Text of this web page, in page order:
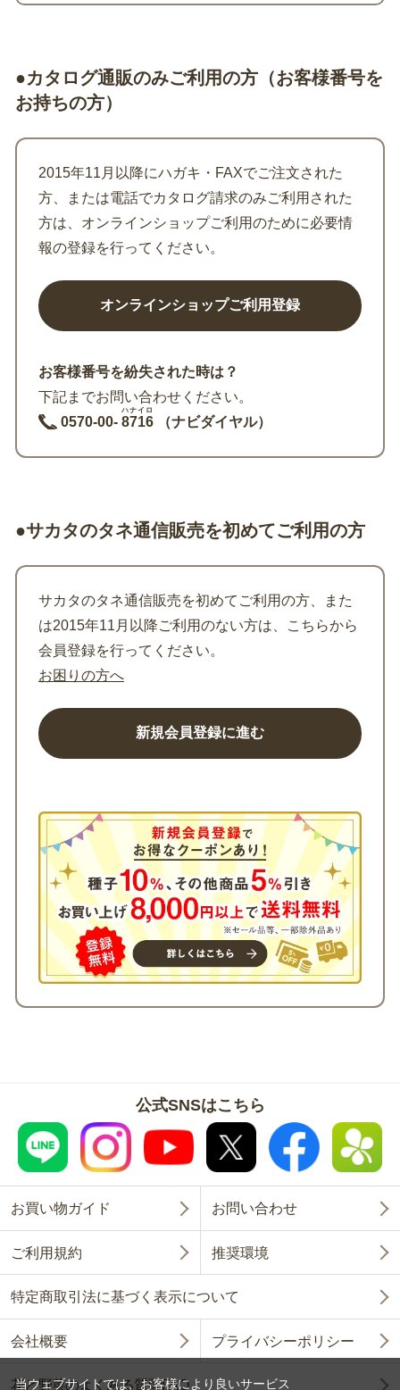
●カタログ通販のみご利用の方（お客様番号を
お持ちの方）
2015年11月以降にハガキ・FAXでご注文された
方、または電話でカタログ請求のみご利用された
方は、オンラインショップご利用のために必要情
報の登録を行ってください。
お客様番号を紛失された時は？
下記までお問い合わせください。
0570-00- 8716
ハナイロ
（ナビダイヤル）
●サカタのタネ通信販売を初めてご利用の方
サカタのタネ通信販売を初めてご利用の方、また
は2015年11月以降ご利用のない方は、こちらから
会員登録を行ってください。
お困りの方へ
公式SNSはこちら
お買い物ガイド お問い合わせ
ご利用規約 推奨環境
特定商取引法に基づく表示について
会社概要 プライバシーポリシー
花と野菜のよくある質問FAQ
当ウェブサイトでは、お客様により良いサービス